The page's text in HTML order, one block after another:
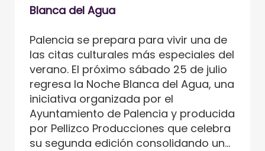
Blanca del Agua
Palencia se prepara para vivir una de
las citas culturales más especiales del
verano. El próximo sábado 25 de julio
regresa la Noche Blanca del Agua, una
iniciativa organizada por el
Ayuntamiento de Palencia y producida
por Pellizco Producciones que celebra
su segunda edición consolidando un...